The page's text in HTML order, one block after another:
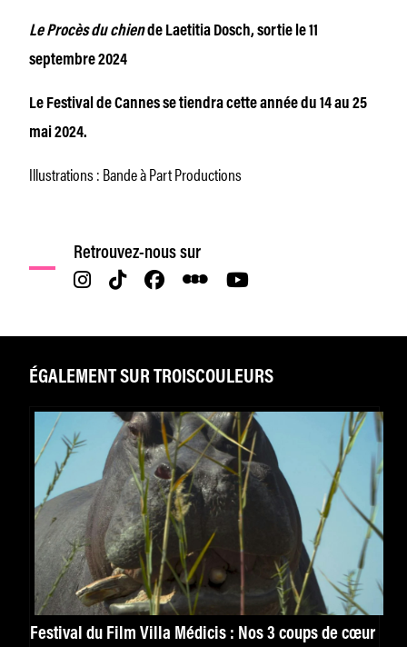
Le Procès du chiende Laetitia Dosch, sortie le 11
septembre 2024
Le Festival de Cannes se tiendra cette année du 14 au 25
mai 2024.
Illustrations : Bande à Part Productions
Retrouvez-nous sur
ÉGALEMENT SUR TROISCOULEURS
Festival du Film Villa Médicis : Nos 3 coups de cœur